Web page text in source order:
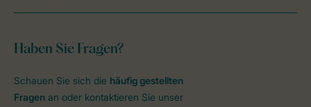
Haben Sie Fragen?
Schauen Sie sich die häufig gestellten
Fragen an oder kontaktieren Sie unser